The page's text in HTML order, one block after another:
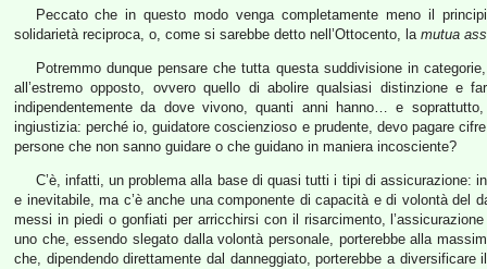
Peccato che in questo modo venga completamente meno il
solidarietà reciproca, o, come si sarebbe detto nell’Ottocento, la mutua
Potremmo dunque pensare che tutta questa suddivisione in
all’estremo opposto, ovvero quello di abolire qualsiasi distinzione e
indipendentemente da dove vivono, quanti anni hanno… e
ingiustizia: perché io, guidatore coscienzioso e prudente, devo pagare
persone che non sanno guidare o che guidano in maniera incosciente?
C’è, infatti, un problema alla base di quasi tutti i tipi di assicurazione:
e inevitabile, ma c’è anche una componente di capacità e di volontà del
messi in piedi o gonfiati per arricchirsi con il risarcimento,
uno che, essendo slegato dalla volontà personale, porterebbe alla
che, dipendendo direttamente dal danneggiato, porterebbe a